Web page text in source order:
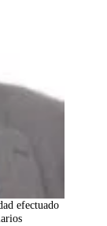
efectuado